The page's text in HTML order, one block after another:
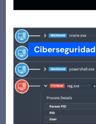
Ciberseguridad